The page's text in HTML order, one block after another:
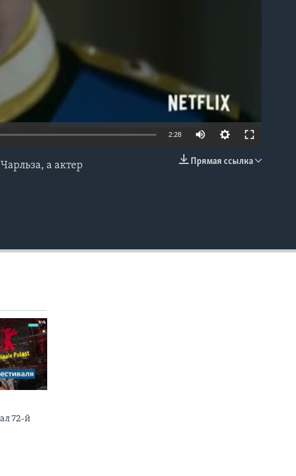
2:28
Прямая ссылка
а актер
72-й